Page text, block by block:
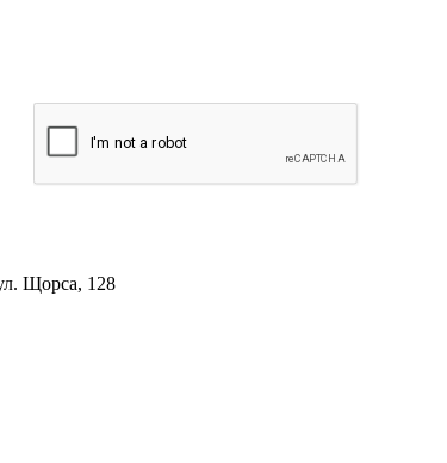
Щорса, 128